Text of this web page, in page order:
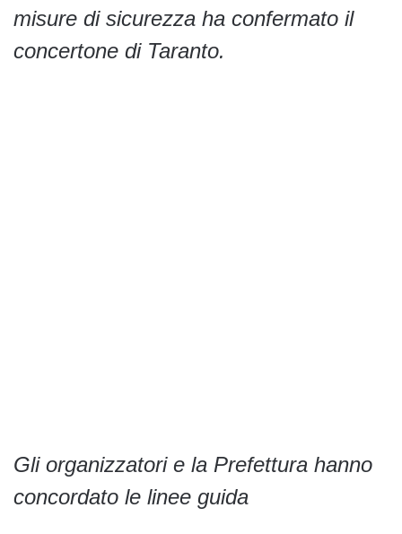
misure di sicurezza ha confermato il
concertone di Taranto.
Gli organizzatori e la Prefettura hanno
concordato le linee guida